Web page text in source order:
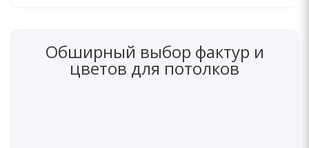
Обширный выбор фактур и
цветов для потолков